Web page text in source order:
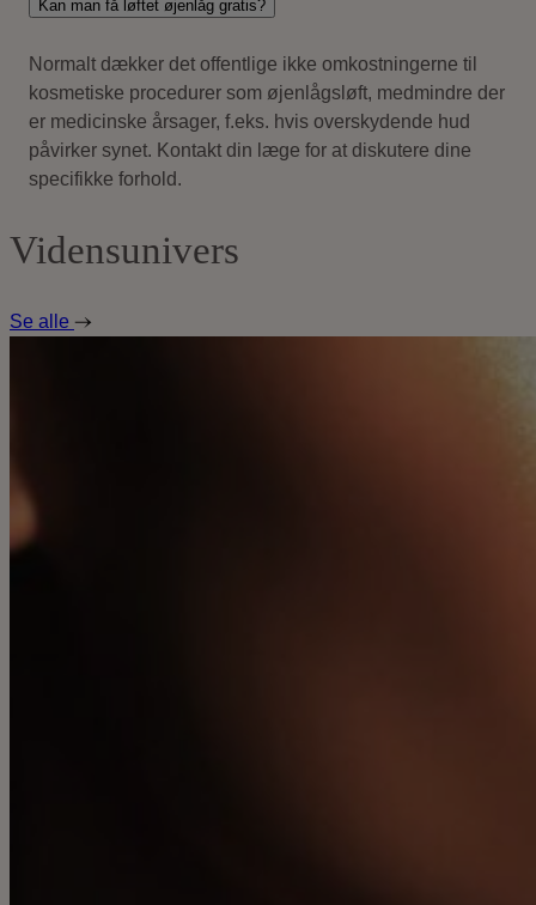
Kan man få løftet øjenlåg gratis?
Normalt dækker det offentlige ikke omkostningerne til
kosmetiske procedurer som øjenlågsløft, medmindre der
er medicinske årsager, f.eks. hvis overskydende hud
påvirker synet. Kontakt din læge for at diskutere dine
specifikke forhold.
Vidensunivers
Se alle